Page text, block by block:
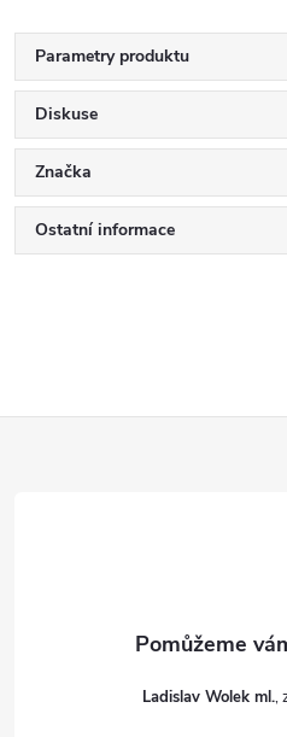
Parametry produktu
Diskuse
Značka
Ostatní informace
Ladislav Wolek ml.